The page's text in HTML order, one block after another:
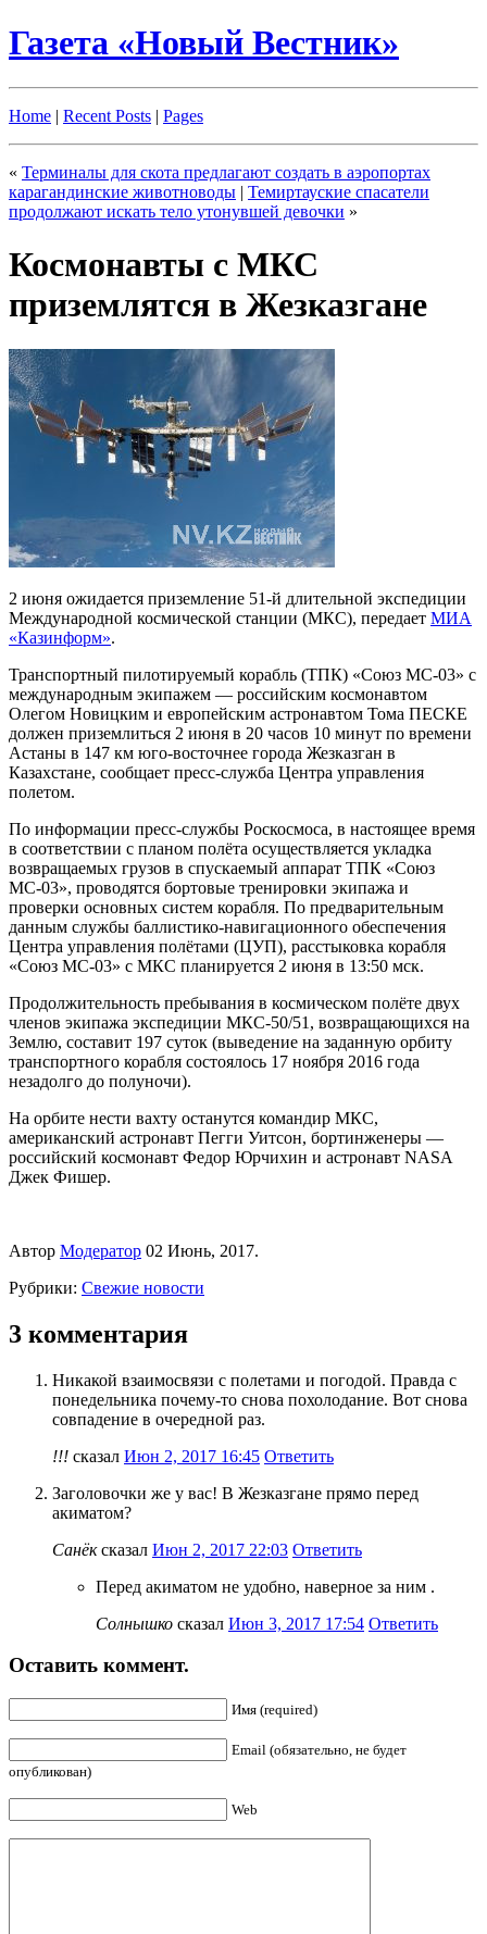
Газета «Новый Вестник»
Home | Recent Posts | Pages
« Терминалы для скота предлагают создать в аэропортах
карагандинские животноводы | Темиртауские спасатели
продолжают искать тело утонувшей девочки »
Космонавты с МКС
приземлятся в Жезказгане
2 июня ожидается приземление 51-й длительной экспедиции
Международной космической станции (МКС), передает МИА
«Казинформ».
Транспортный пилотируемый корабль (ТПК) «Союз МС-03» с
международным экипажем — российским космонавтом
Олегом Новицким и европейским астронавтом Тома ПЕСКЕ
должен приземлиться 2 июня в 20 часов 10 минут по времени
Астаны в 147 км юго-восточнее города Жезказган в
Казахстане, сообщает пресс-служба Центра управления
полетом.
По информации пресс-службы Роскосмоса, в настоящее время
в соответствии с планом полёта осуществляется укладка
возвращаемых грузов в спускаемый аппарат ТПК «Союз
МС-03», проводятся бортовые тренировки экипажа и
проверки основных систем корабля. По предварительным
данным службы баллистико-навигационного обеспечения
Центра управления полётами (ЦУП), расстыковка корабля
«Союз МС-03» с МКС планируется 2 июня в 13:50 мск.
Продолжительность пребывания в космическом полёте двух
членов экипажа экспедиции МКС-50/51, возвращающихся на
Землю, составит 197 суток (выведение на заданную орбиту
транспортного корабля состоялось 17 ноября 2016 года
незадолго до полуночи).
На орбите нести вахту останутся командир МКС,
американский астронавт Пегги Уитсон, бортинженеры —
российский космонавт Федор Юрчихин и астронавт NASA
Джек Фишер.
Автор Модератор 02 Июнь, 2017.
Рубрики: Свежие новости
3 комментария
Никакой взаимосвязи с полетами и погодой. Правда с
понедельника почему-то снова похолодание. Вот снова
совпадение в очередной раз.
!!! сказал Июн 2, 2017 16:45 Ответить
Заголовочки же у вас! В Жезказгане прямо перед
акиматом?
Санёксказал Июн 2, 2017 22:03 Ответить
Перед акиматом не удобно, наверное за ним .
Солнышко сказал Июн 3, 2017 17:54 Ответить
Оставить коммент.
Имя (required)
Email (обязательно, не будет
опубликован)
Web